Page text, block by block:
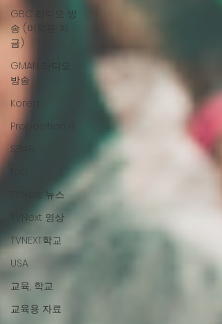
GBC 라디오 방
송 (미국은 지
금)
GMAN 라디오
방송
Korea
Proposition 8
SB48
TVNext 뉴스
TVNext 영상
TVNEXT학교
USA
교육, 학교
교육용 자료